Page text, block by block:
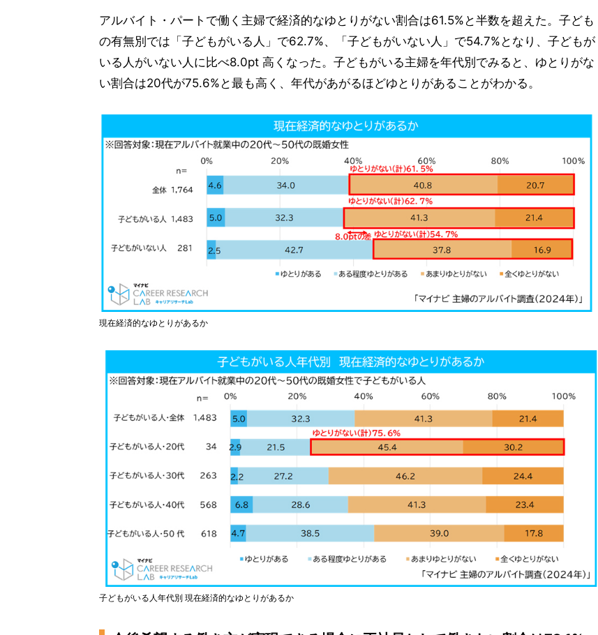
アルバイト・パートで働く主婦で経済的なゆとりがない割合は61.5%と半数を超えた。子ども
の有無別では「子どもがいる人」で62.7%、「子どもがいない人」で54.7%となり、子どもが
いる人がいない人に比べ8.0pt 高くなった。子どもがいる主婦を年代別でみると、ゆとりがな
い割合は20代が75.6%と最も高く、年代があがるほどゆとりがあることがわかる。
現在経済的なゆとりがあるか
子どもがいる人年代別 現在経済的なゆとりがあるか